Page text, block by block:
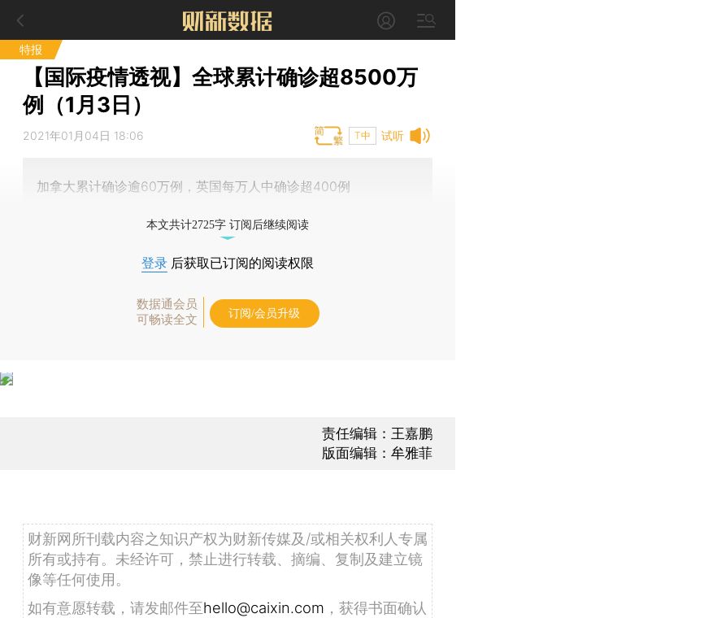
特报
【国际疫情透视】全球累计确诊超8500万
例（1月3日）
试听
2021年01月04日 18:06 T中
加拿大累计确诊逾60万例，英国每万人中确诊超400例
本文共计2725字 订阅后继续阅读
登录 后获取已订阅的阅读权限
数据通会员
可畅读全文
订阅/会员升级
责任编辑：王嘉鹏
版面编辑：牟雅菲
财新网所刊载内容之知识产权为财新传媒及/或相关权利人专属
所有或持有。未经许可，禁止进行转载、摘编、复制及建立镜
像等任何使用。
如有意愿转载，请发邮件至hello@caixin.com ，获得书面确认